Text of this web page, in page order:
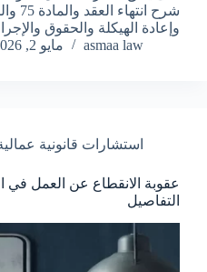
وإعادة الهيكلة والحقوق
asmaa law
مايو 2, 2026
استشارات قانونية
عقوبة الانقطاع عن العمل في
التفاصيل